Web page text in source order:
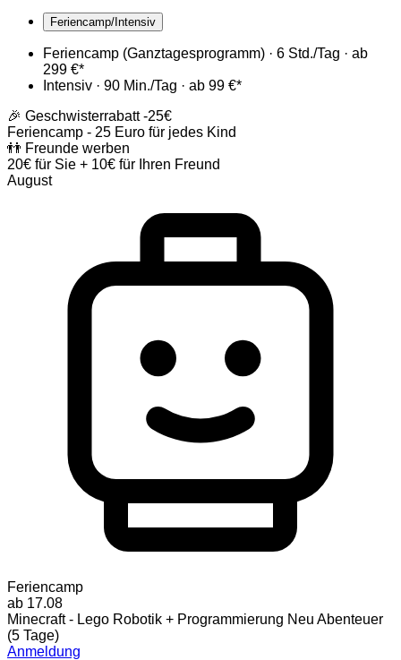
Feriencamp/Intensiv
Feriencamp (Ganztagesprogramm) · 6 Std./Tag · ab
299 €*
Intensiv · 90 Min./Tag · ab 99 €*
🎉 Geschwisterrabatt-25€
Feriencamp - 25 Euro für jedes Kind
👬 Freunde werben
20€ für Sie + 10€ für Ihren Freund
August
Feriencamp
ab 17.08
Minecraft - Lego Robotik + Programmierung Neu Abenteuer
(5 Tage)
Anmeldung